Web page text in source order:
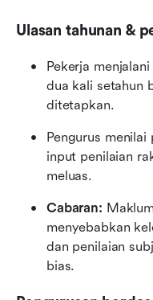
Ulasan tahunan &
Pekerja
dua kali setahun
ditetapkan.
Pengurus
input penilaian
meluas.
Cabaran:
menyebabkan
dan penilaian
bias.